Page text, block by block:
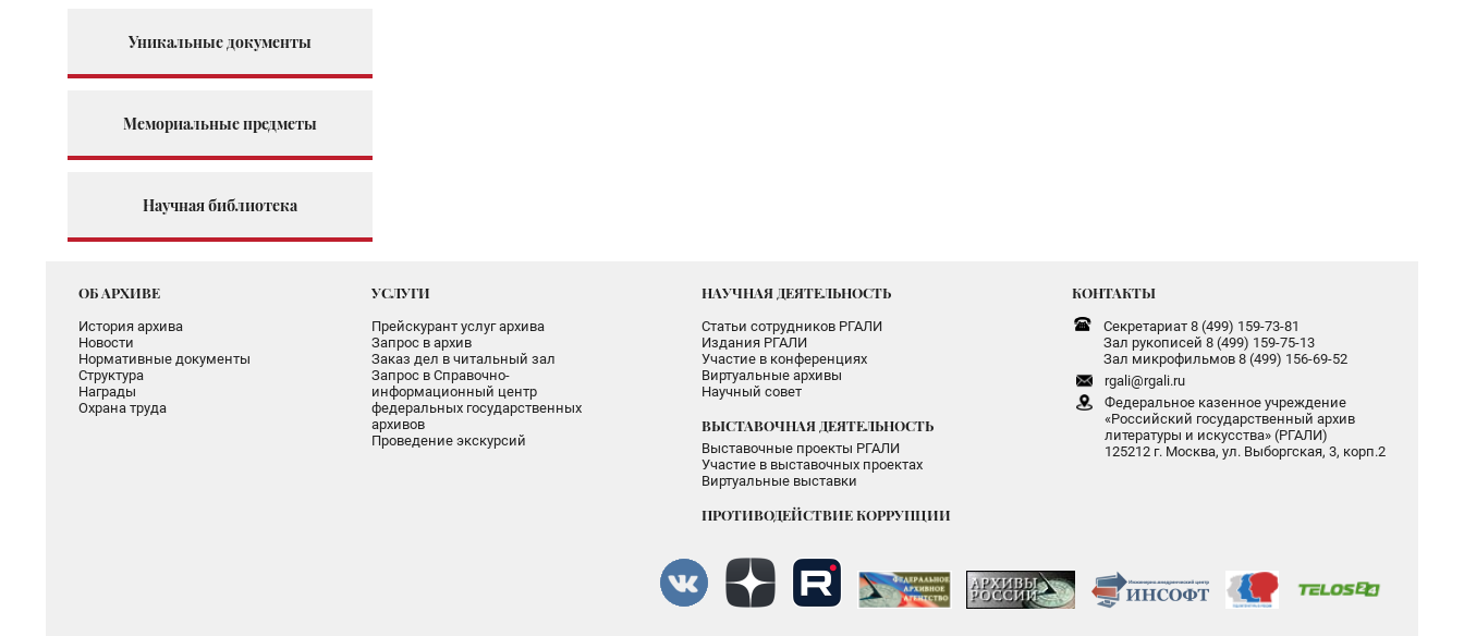
Уникальные документы
Мемориальные предметы
Научная библиотека
ОБ АРХИВЕ
История архива
Новости
Нормативные документы
Структура
Награды
Охрана труда
УСЛУГИ
Прейскурант услуг архива
Запрос в архив
Заказ дел в читальный зал
Запрос в Справочно-
информационный центр
федеральных государственных
архивов
Проведение экскурсий
НАУЧНАЯ ДЕЯТЕЛЬНОСТЬ
Статьи сотрудников РГАЛИ
Издания РГАЛИ
Участие в конференциях
Виртуальные архивы
Научный совет
ВЫСТАВОЧНАЯ ДЕЯТЕЛЬНОСТЬ
Выставочные проекты РГАЛИ
Участие в выставочных проектах
Виртуальные выставки
ПРОТИВОДЕЙСТВИЕ КОРРУПЦИИ
КОНТАКТЫ
Секретариат 8 (499) 159-73-81
Зал рукописей 8 (499) 159-75-13
Зал микрофильмов 8 (499) 156-69-52
rgali@rgali.ru
Федеральное казенное учреждение
«Российский государственный архив
литературы и искусства» (РГАЛИ)
125212 г. Москва, ул. Выборгская, 3, корп.2